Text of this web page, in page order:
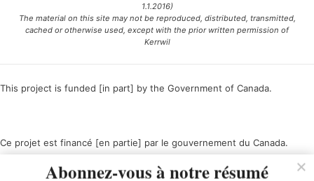
1.1.2016)
The material on this site may not be reproduced, distributed, transmitted,
cached or otherwise used, except with the prior written permission of
Kerrwil
This project is funded [in part] by the Government of Canada.
Ce projet est financé [en partie] par le gouvernement du Canada.
Abonnez-vous à notre résumé